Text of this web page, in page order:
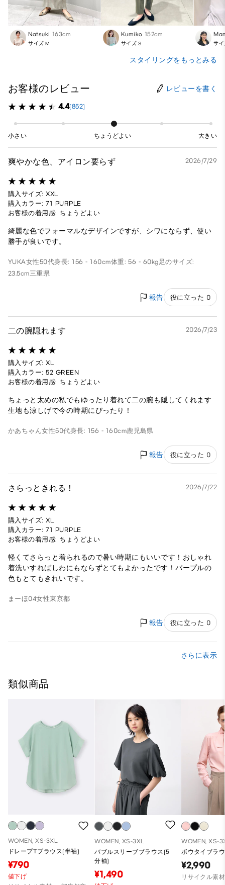
Natsuki 163cm
サイズ:M
Kumiko 152cm
サイズ:S サ
スタイリングをもっとみる
お客様のレビュー レビューを書く
4.4(852)
小さい ちょうどよい 大きい
爽やかな色、アイロン要らず 2026/7/29
購入サイズ: XXL
購入カラー: 71 PURPLE
お客様の着用感: ちょうどよい
綺麗な色でフォーマルなデザインですが、シワにならず、使い
勝手が良いです。
YUKA女性50代身長: 156 - 160cm体重: 56 - 60kg足のサイズ:
23.5cm三重県
報告 役に立った 0
二の腕隠れます 2026/7/23
購入サイズ: XL
購入カラー: 52 GREEN
お客様の着用感: ちょうどよい
ちょっと太めの私でもゆったり着れて二の腕も隠してくれます
生地も涼しげで今の時期にぴったり！
かあちゃん女性50代身長: 156 - 160cm鹿児島県
報告 役に立った 0
さらっときれる！ 2026/7/22
購入サイズ: XL
購入カラー: 71 PURPLE
お客様の着用感: ちょうどよい
軽くてさらっと着られるので暑い時期にもいいです！おしゃれ
着洗いすればしわにもならずとてもよかったです！パープルの
色もとてもきれいです。
まーほ04女性東京都
報告 役に立った 0
さらに表示
類似商品
WOMEN, XS-3XL
ドレープTブラウス(半袖)
¥790
値下げ
WOMEN, XS-3XL
バブルスリーブブラウス(5
分袖)
¥1,490
WOMEN, XS-
ボウタイブラ
¥2,990
リサイクル素材